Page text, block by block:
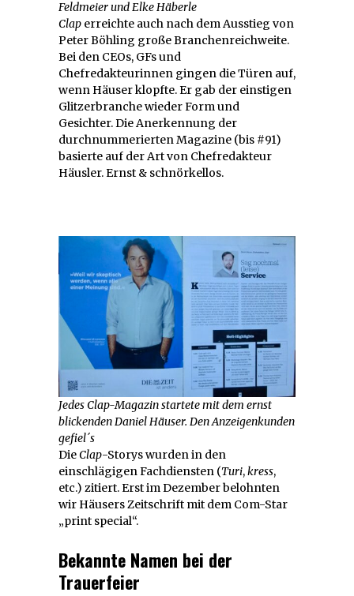
Feldmeier und Elke Häberle
Clap erreichte auch nach dem Ausstieg von
Peter Böhling große Branchenreichweite.
Bei den CEOs, GFs und
Chefredakteurinnen gingen die Türen auf,
wenn Häuser klopfte. Er gab der einstigen
Glitzerbranche wieder Form und
Gesichter. Die Anerkennung der
durchnummerierten Magazine (bis #91)
basierte auf der Art von Chefredakteur
Häusler. Ernst & schnörkellos.
Jedes Clap-Magazin startete mit dem ernst
blickenden Daniel Häuser. Den Anzeigenkunden
gefiel´s
DieClap-Storys wurden in den
einschlägigen Fachdiensten (Turi,kress,
etc.) zitiert. Erst im Dezember belohnten
wir Häusers Zeitschrift mit dem Com-Star
„print special“.
Bekannte Namen bei der
Trauerfeier